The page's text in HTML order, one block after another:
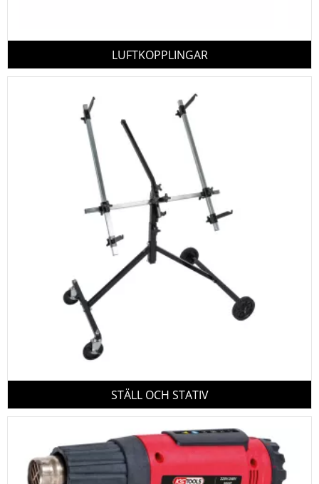
LUFTKOPPLINGAR
STÄLL OCH STATIV